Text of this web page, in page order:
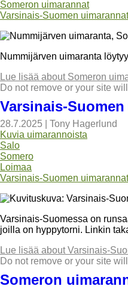
Someron uimarannat
Varsinais-Suomen uimarannat
Nummijärven uimaranta
Lue lisää about Someron
Do not remove or your site
Varsinais-
28.7.2025
Tony Hagerlund
Kuvia uimarannoista
Salo
Somero
Loimaa
Varsinais-Suomen uimarannat
Varsinais-Suomessa on
joilla on hyppytorni. Linkin
Lue lisää about Varsinais-
Do not remove or your site
Someron